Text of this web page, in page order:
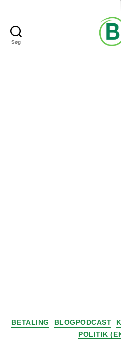
Søg
BETALING BLOGPODCAST
POLITIK